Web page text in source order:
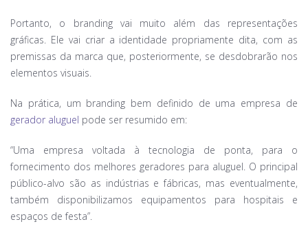
Portanto, o branding vai muito além das representações
gráficas. Ele vai criar a identidade propriamente dita, com as
premissas da marca que, posteriormente, se desdobrarão nos
elementos visuais.
Na prática, um branding bem definido de uma empresa de
gerador aluguel pode ser resumido em:
“Uma empresa voltada à tecnologia de ponta, para o
fornecimento dos melhores geradores para aluguel. O principal
público-alvo são as indústrias e fábricas, mas eventualmente,
também disponibilizamos equipamentos para hospitais e
espaços de festa”.